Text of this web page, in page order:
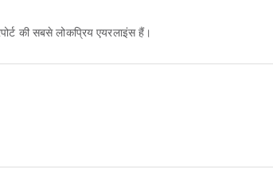
की सबसे लोकप्रिय एयरलाइंस हैं।